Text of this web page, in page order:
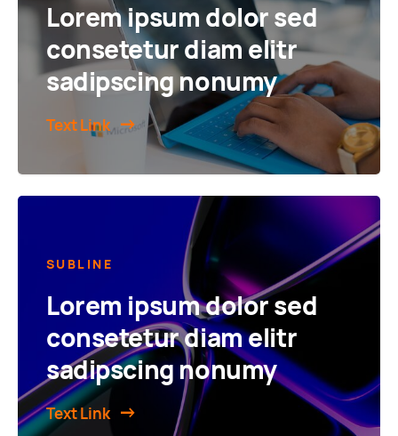
Lorem ipsum dolor sed
consetetur diam elitr
sadipscing nonumy
Text Link
SUBLINE
Lorem ipsum dolor sed
consetetur diam elitr
sadipscing nonumy
Text Link